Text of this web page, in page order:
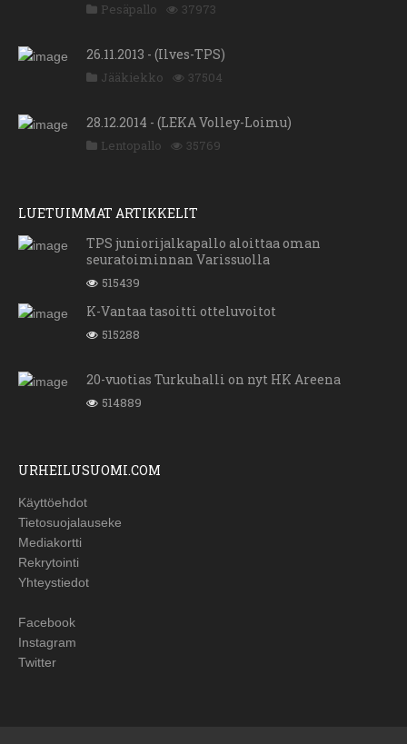
Pesäpallo 37973
26.11.2013 - (Ilves-TPS)
Jääkiekko 37504
28.12.2014 - (LEKA Volley-Loimu)
Lentopallo 35769
LUETUIMMAT ARTIKKELIT
TPS juniorijalkapallo aloittaa oman
seuratoiminnan Varissuolla
515439
K-Vantaa tasoitti otteluvoitot
515288
20-vuotias Turkuhalli on nyt HK Areena
514889
URHEILUSUOMI.COM
Käyttöehdot
Tietosuojalauseke
Mediakortti
Rekrytointi
Yhteystiedot
Facebook
Instagram
Twitter